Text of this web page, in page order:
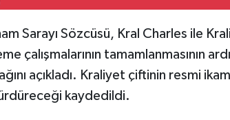
Sarayı Sözcüsü, Kral Charles ile
çalışmalarının tamamlanmasının
açıkladı. Kraliyet çiftinin resmi
kaydedildi.